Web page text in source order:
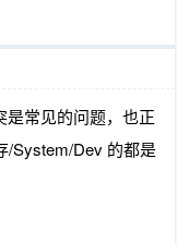
是常见的问题，也正
/System/Dev 的都是